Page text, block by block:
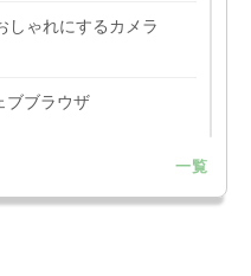
しゃれにするカメラ
ブブラウザ
」iOS向け最新版を...
一覧